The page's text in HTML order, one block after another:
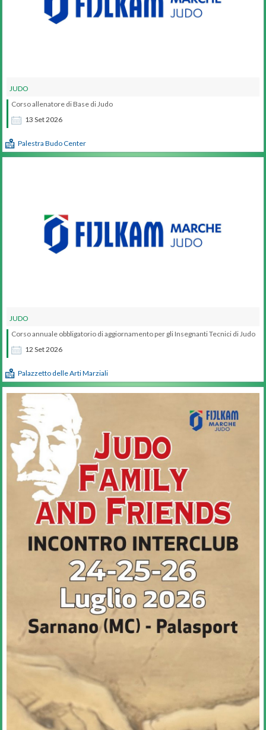
JUDO
13 Set2026
Corso allenatore di Base di Judo
Palestra Budo Center
JUDO
12 Set2026
Corso annuale obbligatorio di aggiornamento per gli Insegnanti Tecnici di Judo
Palazzetto delle Arti Marziali